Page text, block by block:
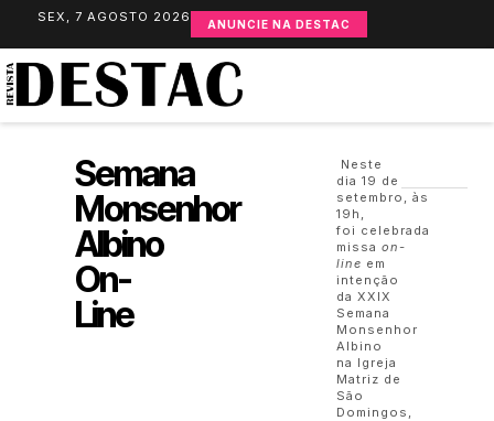
SEX, 7 AGOSTO 2026 ANUNCIE NA DESTAC
Semana
Monsenhor
Albino
On-
Line
Neste
dia 19 de
setembro, às
19h,
foi celebrada
missa on-
line em
intenção
da XXIX
Semana
Monsenhor
Albino
na Igreja
Matriz de
São
Domingos,